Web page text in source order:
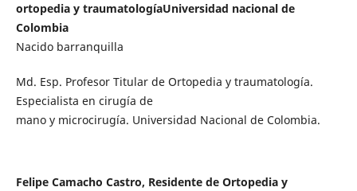
ortopedia y traumatologíaUniversidad nacional de
Colombia
Nacido barranquilla
Md. Esp. Profesor Titular de Ortopedia y traumatología.
Especialista en cirugía de
mano y microcirugía. Universidad Nacional de Colombia.
Felipe Camacho Castro, Residente de Ortopedia y